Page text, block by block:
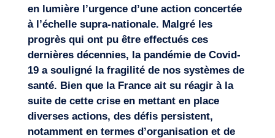
en lumière l’urgence d’une action concertée
à l’échelle supra-nationale. Malgré les
progrès qui ont pu être effectués ces
dernières décennies, la pandémie de Covid-
19 a souligné la fragilité de nos systèmes de
santé. Bien que la France ait su réagir à la
suite de cette crise en mettant en place
diverses actions, des défis persistent,
notamment en termes d’organisation et de